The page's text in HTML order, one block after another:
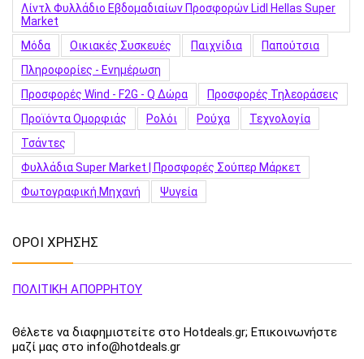
Λίντλ Φυλλάδιο Εβδομαδιαίων Προσφορών Lidl Hellas Super
Market
Μόδα
Οικιακές Συσκευές Παιχνίδια
Παπούτσια
Πληροφορίες - Ενημέρωση
Προσφορές Wind - F2G - Q Δώρα
Προσφορές Τηλεοράσεις
Προϊόντα Ομορφιάς
Ρολόι Ρούχα
Τεχνολογία
Τσάντες
Φυλλάδια Super Market | Προσφορές Σούπερ Μάρκετ
Φωτογραφική Μηχανή
Ψυγεία
ΟΡΟΙ ΧΡΗΣΗΣ
ΠΟΛΙΤΙΚΗ ΑΠΟΡΡΗΤΟΥ
Θέλετε να διαφημιστείτε στο Hotdeals.gr; Επικοινωνήστε
μαζί μας στο info@hotdeals.gr